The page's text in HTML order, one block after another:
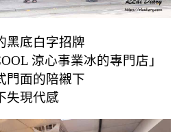
黑底白字招牌
涼心事業冰的專門店」
門面的陪襯下
失現代感